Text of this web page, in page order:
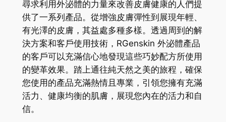
尋求利用外泌體的力量來改善皮膚健康的人們提
供了一系列產品。從增強皮膚彈性到展現年輕、
有光澤的皮膚，其益處多種多樣。透過周到的解
決方案和客戶使用技術，RGenskin 外泌體產品
的客戶可以充滿信心地發現這些巧妙配方所使用
的變革效果。踏上通往純天然之美的旅程，確保
您使用的產品充滿熱情且專業，引領您擁有充滿
活力、健康均衡的肌膚，展現您內在的活力和自
信。